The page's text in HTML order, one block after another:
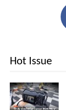
Hot Issue